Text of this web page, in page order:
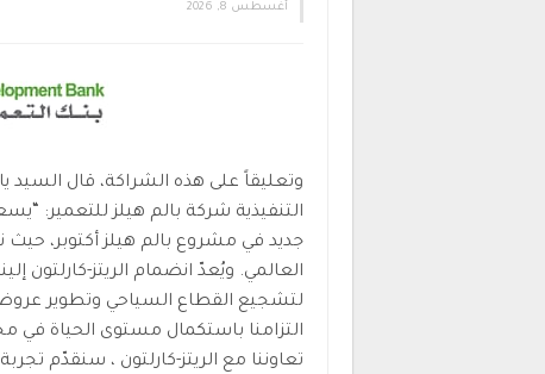
أغسطس 8, 2026
وتعليقاً على هذه الشراكة، قال
التنفيذية شركة بالم هيلز للتعمير:
جديد في مشروع بالم هيلز أكتوبر،
العالمي. ويُعدّ انضمام الريتز-كارلتون
لتشجيع القطاع السياحي وتطوير
التزامنا باستكمال مستوى الحياة في
تعاوننا مع الريتز-كارلتون ، سنقدّم